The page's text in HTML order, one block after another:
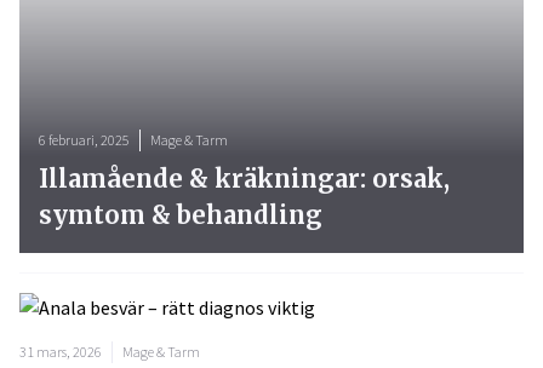
31 mars, 2026 Mage & Tarm
6 februari, 2025 Mage & Tarm
Illamående & kräkningar: orsak,
symtom & behandling